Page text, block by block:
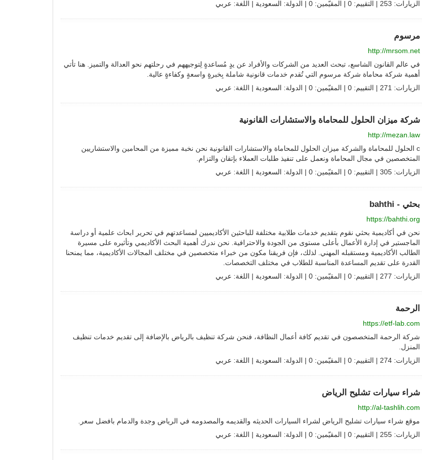
الزيارات: 253 | التقييم: 0 | المقيّمين: 0 | الدولة:
السعودية | اللغة: عربي
مرسوم
http://mrsom.net
في عالم القانون الشاسع، تبحث العديد من الشركات والأفراد عن يدٍ مُساعدةٍ لِتوجيههم في رحلتهم نحو العدالة والتميز. هنا تأتي
أهمية شركة محاماة شركة مرسوم التي تُقدم خدمات قانونية شاملة بِخبرةٍ واسعةٍ وكفاءةٍ عالية.
الزيارات: 271 | التقييم: 0 | المقيّمين: 0 | الدولة:
السعودية | اللغة: عربي
شركة ميزان الحلول للمحاماة والاستشارات القانونية
http://mezan.law
c الحلول للمحاماة والشركة ميزان الحلول للمحاماة والاستشارات القانونية نحن نخبة مميزة من المحامين والاستشاريين
المتخصصين في مجال المحاماة ونعمل على تنفيذ طلبات العملاء بإتقان والتزام.
الزيارات: 305 | التقييم: 0 | المقيّمين: 0 | الدولة:
السعودية | اللغة: عربي
بحثي - bahthi
https://bahthi.org
نحن في أكاديمية بحثي نقوم بتقديم خدمات طلابية مختلفة للباحثين الأكاديميين لمساعدتهم في تحرير ابحاث علمية أو دراسة
الماجستير في إدارة الأعمال بأعلى مستوى من الجودة والاحترافية. نحن ندرك أهمية البحث الأكاديمي وتأثيره على مسيرة
الطالب الأكاديمية ومستقبله المهني. لذلك، فإن فريقنا مكون من خبراء متخصصين في مختلف المجالات الأكاديمية، مما يمنحنا
القدرة على تقديم المساعدة المناسبة للطلاب في مختلف التخصصات.
الزيارات: 277 | التقييم: 0 | المقيّمين: 0 | الدولة:
السعودية | اللغة: عربي
الرحمة
https://etf-lab.com
شركة الرحمة المتخصصون في تقديم كافة أعمال النظافة، فنحن شركة تنظيف بالرياض بالإضافة إلى تقديم خدمات تنظيف
المنزل.
الزيارات: 274 | التقييم: 0 | المقيّمين: 0 | الدولة:
السعودية | اللغة: عربي
شراء سيارات تشليح الرياض
http://al-tashlih.com
موقع شراء سيارات تشليح الرياض لشراء السيارات الحديثه والقديمه والمصدومه في الرياض وجدة والدمام بافضل سعر.
الزيارات: 255 | التقييم: 0 | المقيّمين: 0 | الدولة:
السعودية | اللغة: عربي